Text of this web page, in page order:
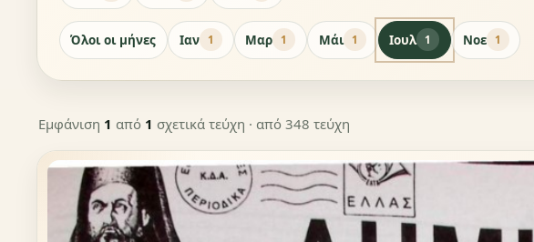
Όλοι οι μήνες Ιαν 1 Μαρ 1 Μάι 1 Ιουλ 1 Νοε 1
Εμφάνιση 1 από 1 σχετικά τεύχη · από 348 τεύχη